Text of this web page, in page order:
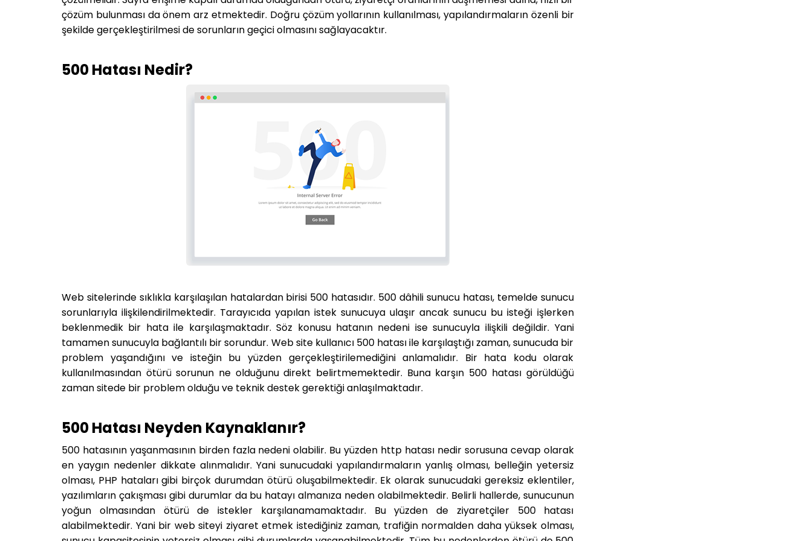
çözüm bulunması da önem arz etmektedir. Doğru çözüm yollarının kullanılması, yapılandırmaların özenli bir
şekilde gerçekleştirilmesi de sorunların geçici olmasını sağlayacaktır.
500 Hatası Nedir?
Web sitelerinde sıklıkla karşılaşılan hatalardan birisi 500 hatasıdır. 500 dâhili sunucu hatası, temelde sunucu
sorunlarıyla ilişkilendirilmektedir. Tarayıcıda yapılan istek sunucuya ulaşır ancak sunucu bu isteği işlerken
beklenmedik bir hata ile karşılaşmaktadır. Söz konusu hatanın nedeni ise sunucuyla ilişkili değildir. Yani
tamamen sunucuyla bağlantılı bir sorundur. Web site kullanıcı 500 hatası ile karşılaştığı zaman, sunucuda bir
problem yaşandığını ve isteğin bu yüzden gerçekleştirilemediğini anlamalıdır. Bir hata kodu olarak
kullanılmasından ötürü sorunun ne olduğunu direkt belirtmemektedir. Buna karşın 500 hatası görüldüğü
zaman sitede bir problem olduğu ve teknik destek gerektiği anlaşılmaktadır.
500 Hatası Neyden Kaynaklanır?
500 hatasının yaşanmasının birden fazla nedeni olabilir. Bu yüzden http hatası nedir sorusuna cevap olarak
en yaygın nedenler dikkate alınmalıdır. Yani sunucudaki yapılandırmaların yanlış olması, belleğin yetersiz
olması, PHP hataları gibi birçok durumdan ötürü oluşabilmektedir. Ek olarak sunucudaki gereksiz eklentiler,
yazılımların çakışması gibi durumlar da bu hatayı almanıza neden olabilmektedir. Belirli hallerde, sunucunun
yoğun olmasından ötürü de istekler karşılanamamaktadır. Bu yüzden de ziyaretçiler 500 hatası
alabilmektedir. Yani bir web siteyi ziyaret etmek istediğiniz zaman, trafiğin normalden daha yüksek olması,